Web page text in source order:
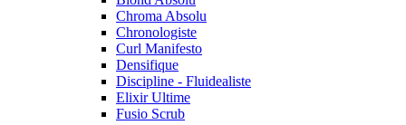
Chroma Absolu
Chronologiste
Curl Manifesto
Densifique
Discipline - Fluidealiste
Elixir Ultime
Fusio Scrub